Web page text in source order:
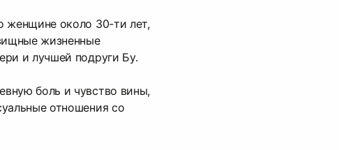
женщине около 30-ти лет,
жизненные
и лучшей подруги Бу.
боль и чувство вины,
отношения со